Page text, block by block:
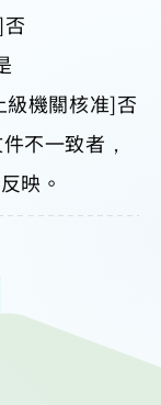
機關核准]否
不一致者，
映。